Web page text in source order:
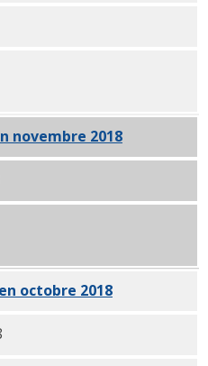
novembre 2018PDF
octobre 2018PDF